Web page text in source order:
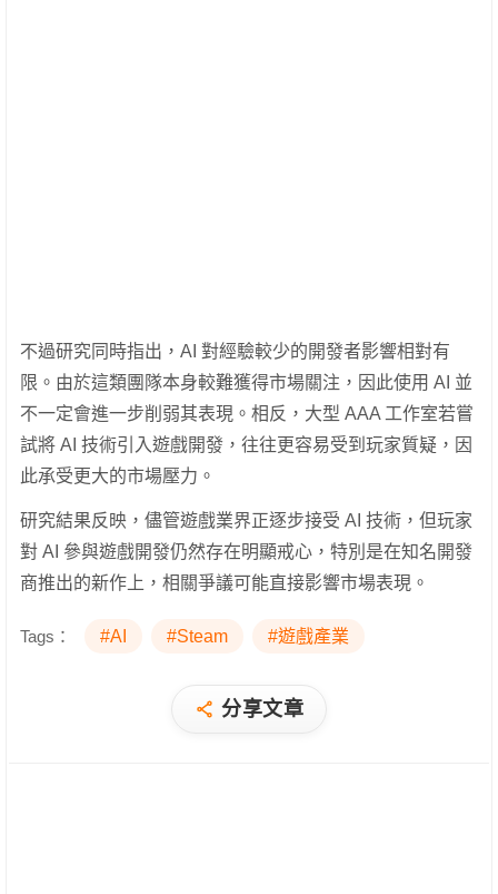
不過研究同時指出，AI 對經驗較少的開發者影響相對有
限。由於這類團隊本身較難獲得市場關注，因此使用 AI 並
不一定會進一步削弱其表現。相反，大型 AAA 工作室若嘗
試將 AI 技術引入遊戲開發，往往更容易受到玩家質疑，因
此承受更大的市場壓力。
研究結果反映，儘管遊戲業界正逐步接受 AI 技術，但玩家
對 AI 參與遊戲開發仍然存在明顯戒心，特別是在知名開發
商推出的新作上，相關爭議可能直接影響市場表現。
Tags： #AI #Steam #遊戲產業
分享文章